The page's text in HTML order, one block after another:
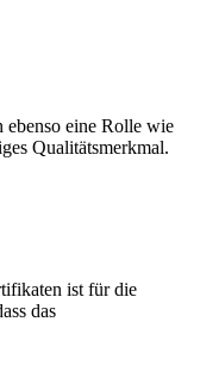
ebenso eine Rolle wie
Qualitätsmerkmal.
ist für die
das